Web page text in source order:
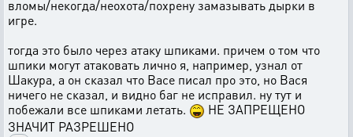
вломы/некогда/неохота/похрену замазывать дырки в
игре.
тогда это было через атаку шпиками. причем о том что
шпики могут атаковать лично я, например, узнал от
Шакура, а он сказал что Васе писал про это, но Вася
ничего не сказал, и видно баг не исправил. ну тут и
побежали все шпиками летать.
НЕ ЗАПРЕЩЕНО
ЗНАЧИТ РАЗРЕШЕНО